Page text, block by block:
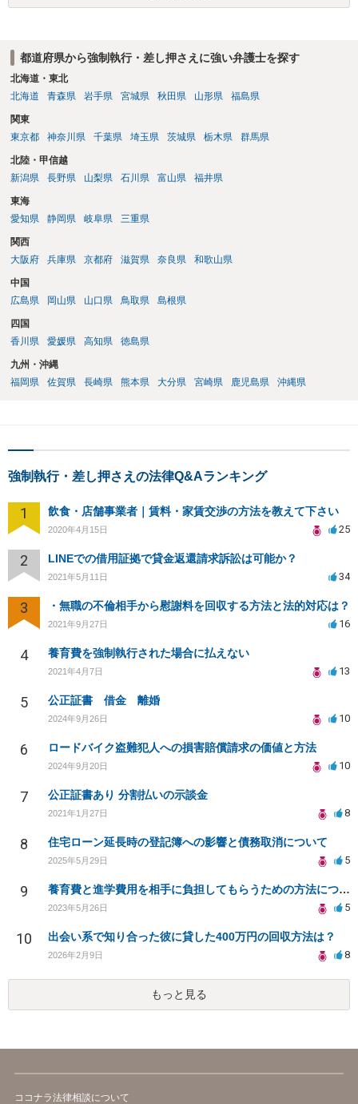
都道府県から強制執行・差し押さえに強い弁護士を探す
北海道・東北
北海道
青森県 岩手県 宮城県 秋田県 山形県 福島県
関東
東京都
神奈川県 千葉県 埼玉県 茨城県 栃木県 群馬県
北陸・甲信越
新潟県
長野県 山梨県 石川県 富山県 福井県
東海
愛知県
静岡県 岐阜県 三重県
関西
大阪府
兵庫県 京都府 滋賀県 奈良県 和歌山県
中国
広島県
岡山県 山口県 鳥取県 島根県
四国
香川県
愛媛県 高知県 徳島県
九州・沖縄
福岡県
佐賀県 長崎県 熊本県 大分県 宮崎県 鹿児島県 沖縄県
強制執行・差し押さえの法律Q&Aランキング
1 飲食・店舗事業者｜賃料・家賃交渉の方法を教えて下さい
2020年4月15日 25
2 LINEでの借用証拠で貸金返還請求訴訟は可能か？
2021年5月11日 34
3 ・無職の不倫相手から慰謝料を回収する方法と法的対応は？
2021年9月27日 16
4 養育費を強制執行された場合に払えない
2021年4月7日 13
5 公正証書 借金 離婚
2024年9月26日 10
6 ロードバイク盗難犯人への損害賠償請求の価値と方法
2024年9月20日 10
7 公正証書あり 分割払いの示談金
2021年1月27日 8
8 住宅ローン延長時の登記簿への影響と債務取消について
2025年5月29日 5
9 養育費と進学費用を相手に負担してもらうための方法について
2023年5月26日 5
10 出会い系で知り合った彼に貸した400万円の回収方法は？
2026年2月9日 8
もっと見る
ココナラ法律相談について